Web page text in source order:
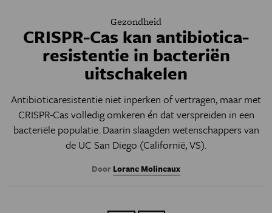
Gezondheid
CRISPR-Cas kan antibiotica-
resistentie in bacteriën
uitschakelen
Antibioticaresistentie niet inperken of vertragen, maar met
CRISPR-Cas volledig omkeren én dat verspreiden in een
bacteriële populatie. Daarin slaagden wetenschappers van
de UC San Diego (Californië, VS).
Door Lorane Molineaux